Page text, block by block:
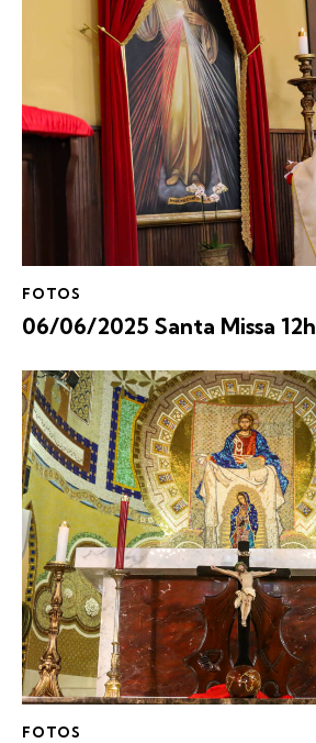
FOTOS
06/06/2025 Santa Missa 12h
FOTOS